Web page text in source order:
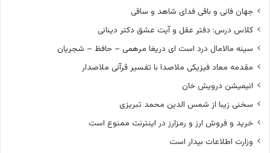
جهان فانی و باقی فدای شاهد و ساقی
کلاس درس: دفتر عقل و آیت عشق دکتر دینانی
سینه مالامال درد است ای دریغا مرهمی – حافظ – شجریان
مقدمه معاد فیزیکی ملاصدا با تفسیر قرآنی ملاصدار
انیمیشن درویش خان
سخنی زیبا از شمس الدین محمد تبریزی
خرید و فروش ارز و رمزارز در اینترنت ممنوع است
وزارت اطلاعات بیدار است